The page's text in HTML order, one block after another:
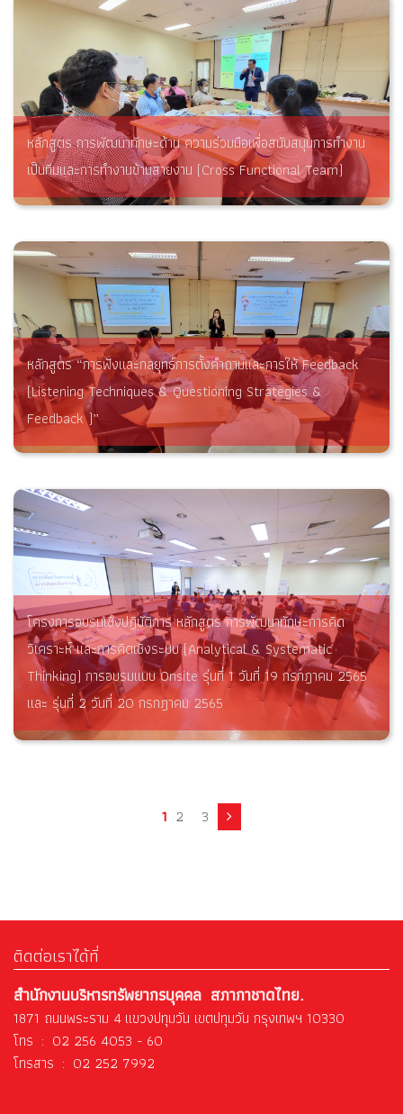
หลักสูตร การพัฒนาทักษะด้าน ความร่วมมือเพื่อสนับสนุนการทำงาน
เป็นทีมและการทำงานข้ามสายงาน (Cross Functional Team)
หลักสูตร “การฟังและกลยุทธ์การตั้งคำถามและการให้ Feedback
(Listening Techniques & Questioning Strategies &
Feedback )”
โครงการอบรมเชิงปฏิบัติการ หลักสูตร การพัฒนาทักษะการคิด
วิเคราะห์ และการคิดเชิงระบบ (Analytical & Systematic
Thinking) การอบรมแบบ Onsite รุ่นที่ 1 วันที่ 19 กรกฎาคม 2565
และ รุ่นที่ 2 วันที่ 20 กรกฎาคม 2565
1 2 3
ติดต่อเราได้ที่
สำนักงานบริหารทรัพยากรบุคคล สภากาชาดไทย.
1871 ถนนพระราม 4 แขวงปทุมวัน เขตปทุมวัน กรุงเทพฯ 10330
โทร : 02 256 4053 - 60
โทรสาร : 02 252 7992